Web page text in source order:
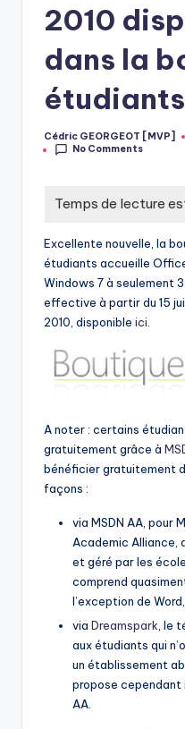
2010
dans la
Posted
by
Cédric GEORGEOT [MVP]
No Comments
Excellente nouvelle, la
étudiants accueille
Windows 7 à seulement
effective à partir du 15
2010, disponible ici
A noter : certains
gratuitement grâce à
bénéficier gratuitement
façons :
via MSDN AA, pour
Academic Alliance,
et géré par les
comprend
l’exception de
via Dreamspark , le
aux étudiants qui
un établissement
propose cependant
AA.